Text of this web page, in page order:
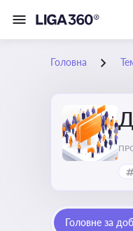
Головна
Головне за